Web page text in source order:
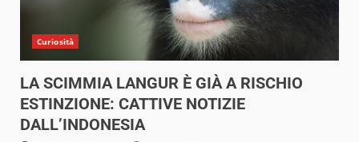
Curiosità
LA SCIMMIA LANGUR È GIÀ A RISCHIO
ESTINZIONE: CATTIVE NOTIZIE
DALL’INDONESIA